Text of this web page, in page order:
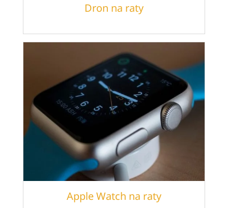
Dron na raty
Apple Watch na raty